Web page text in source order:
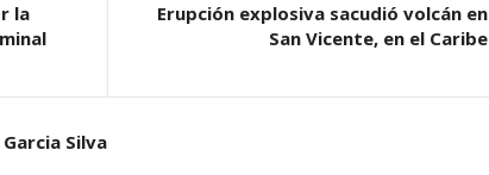
la
Erupción explosiva sacudió volcán en
San Vicente, en el Caribe
Silva